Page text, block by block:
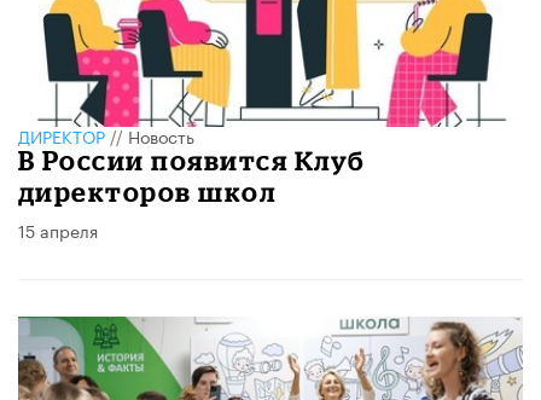
ДИРЕКТОР//Новость
В России появится Клуб
директоров школ
15 апреля